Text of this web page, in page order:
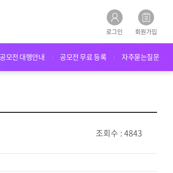
로그인 회원가입
공모전 대행안내 공모전 무료 등록 자주묻는질문
조회수 : 4843